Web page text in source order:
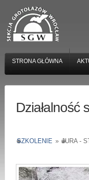
STRONA GŁÓWNA
Działalność
SZKOLENIE » JURA -